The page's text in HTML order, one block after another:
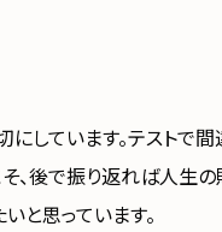
にしています。テストで
後で振り返れば人生の
と思っています。